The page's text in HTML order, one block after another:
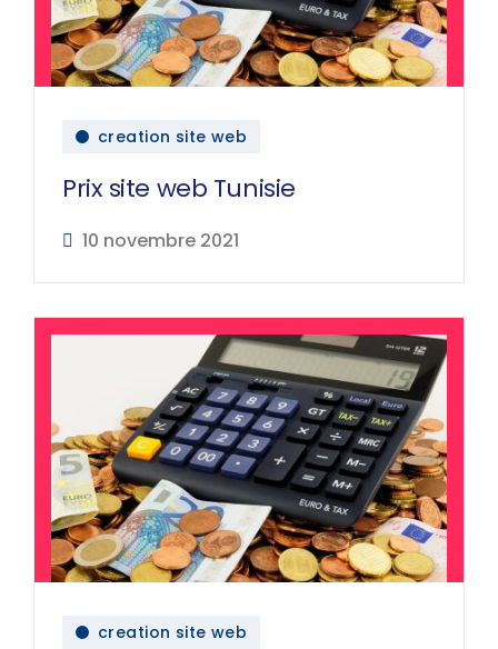
creation site web
Prix site web Tunisie
10 novembre 2021
creation site web